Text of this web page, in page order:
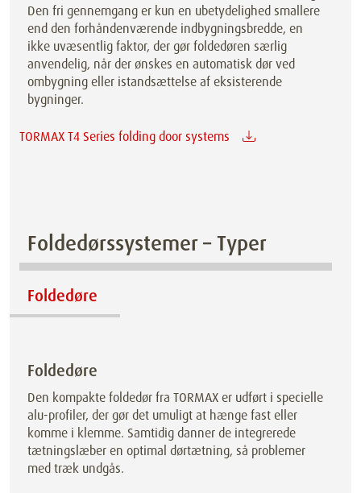
Den fri gennemgang er kun en ubetydelighed smallere
end den forhåndenværende indbygningsbredde, en
ikke uvæsentlig faktor, der gør foldedøren særlig
anvendelig, når der ønskes en automatisk dør ved
ombygning eller istandsættelse af eksisterende
bygninger.
TORMAX T4 Series folding door systems
Foldedørssystemer – Typer
Foldedøre
Foldedøre
Den kompakte foldedør fra TORMAX er udført i specielle
alu-profiler, der gør det umuligt at hænge fast eller
komme i klemme. Samtidig danner de integrerede
tætningslæber en optimal dørtætning, så problemer
med træk undgås.